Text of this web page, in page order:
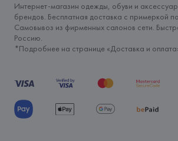
Интернет-магазин одежды, обуви и
брендов. Бесплатная доставка с примеркой
Самовывоз из фирменных салонов сети.
Россию.
*Подробнее на странице «Доставка и оплата